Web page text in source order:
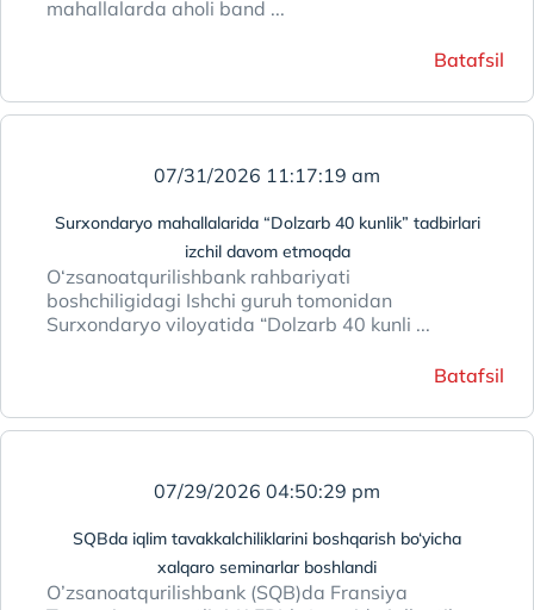
mahallalarda aholi band ...
Batafsil
07/31/2026 11:17:19 am
Surxondaryo mahallalarida “Dolzarb 40 kunlik” tadbirlari
izchil davom etmoqda
O‘zsanoatqurilishbank rahbariyati
boshchiligidagi Ishchi guruh tomonidan
Surxondaryo viloyatida “Dolzarb 40 kunli ...
Batafsil
07/29/2026 04:50:29 pm
SQBda iqlim tavakkalchiliklarini boshqarish bo‘yicha
xalqaro seminarlar boshlandi
O’zsanoatqurilishbank (SQB)da Fransiya